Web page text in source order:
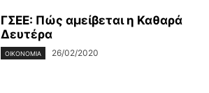
ΓΣΕΕ: Πώς αμείβεται η Καθαρά
Δευτέρα
ΟΙΚΟΝΟΜΊΑ 26/02/2020